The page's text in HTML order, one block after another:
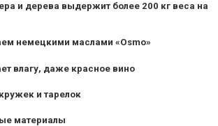
и дерева выдержит более 200 кг веса на
немецкими маслами «Osmo»
влагу, даже красное вино
и тарелок
материалы